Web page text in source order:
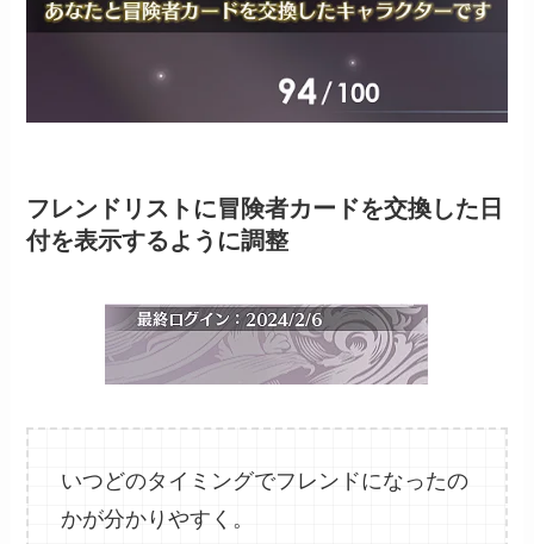
フレンドリストに冒険者カードを交換した日
付を表示するように調整
いつどのタイミングでフレンドになったの
かが分かりやすく。